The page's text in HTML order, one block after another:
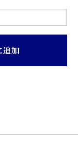
追加